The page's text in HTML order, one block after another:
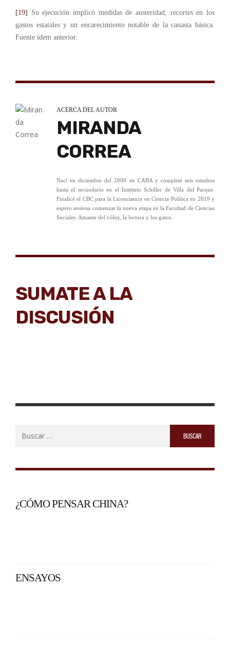
[19]
Su ejecución implicó medidas de austeridad, recortes en los
gastos estatales y un encarecimiento notable de la canasta básica.
Fuente ídem anterior.
ACERCA DEL AUTOR
MIRANDA
CORREA
Nací en diciembre del 2000 en CABA y completé mis estudios
hasta el secundario en el Instituto Schiller de Villa del Parque.
Finalicé el CBC para la Licenciatura en Ciencia Política en 2019 y
espero ansiosa comenzar la nueva etapa en la Facultad de Ciencias
Sociales. Amante del vóley, la lectura y los gatos.
SUMATE A LA
DISCUSIÓN
¿CÓMO PENSAR CHINA?
ENSAYOS